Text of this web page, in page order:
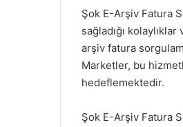
Şok E-Arşiv Fatura
sağladığı
arşiv fatura
Marketler, bu
hedeflemektedir.
Şok E-Arşiv Fatura